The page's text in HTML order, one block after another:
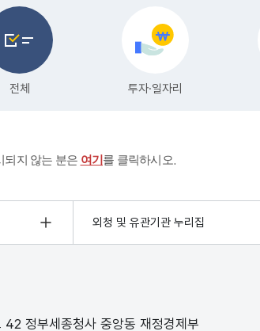
되지 않는 분은 여기를 클릭하시오.
외청 및 유관기관 누리집
정부세종청사 중앙동 재정경제부